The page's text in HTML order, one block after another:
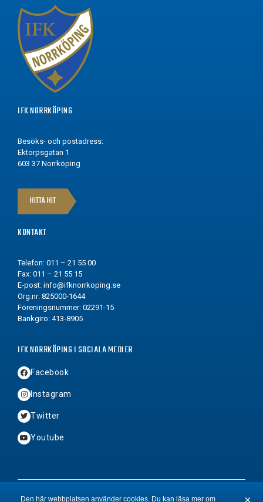
IFK NORRKÖPING
Besöks- och postadress:
Ektorpsgatan 1
603 37 Norrköping
HITTA HIT
KONTAKT
Telefon: 011 – 21 55 00
Fax: 011 – 21 55 15
E-post: info@ifknorrkoping.se
Org.nr: 825000-1644
Föreningsnummer: 02291-15
Bankgiro: 413-8905
IFK NORRKÖPING I SOCIALA MEDIER
Facebook
Instagram
Twitter
Youtube
2026 © Copyright IFK Norrköping FK
Den här webbplatsen använder cookies. Du kan läsa mer om